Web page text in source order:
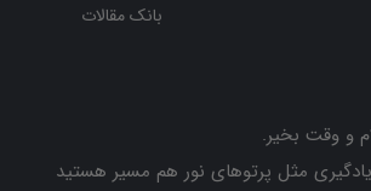
بانک مقالات
و وقت بخیر.
یادگیری مثل پرتوهای نور هم مسیر هستید